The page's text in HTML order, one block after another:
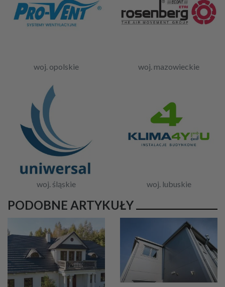
woj. opolskie woj. mazowieckie
woj. śląskie woj. lubuskie
PODOBNE ARTYKUŁY